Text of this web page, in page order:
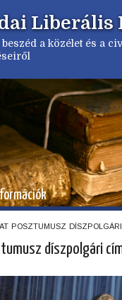
Liberális
a közélet és a
posztumusz
díszpolgári